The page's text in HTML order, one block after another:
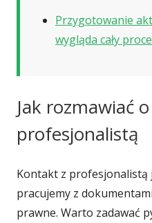
Przygotowanie
wygląda cały
Jak rozmawiać
profesjonalistą
Kontakt z profesjonalistą
pracujemy z
prawne. Warto zadawać